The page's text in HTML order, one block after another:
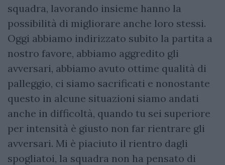
squadra, lavorando insieme hanno la
possibilità di migliorare anche loro stessi.
Oggi abbiamo indirizzato subito la partita a
nostro favore, abbiamo aggredito gli
avversari, abbiamo avuto ottime qualità di
palleggio, ci siamo sacrificati e nonostante
questo in alcune situazioni siamo andati
anche in difficoltà, quando tu sei superiore
per intensità è giusto non far rientrare gli
avversari. Mi è piaciuto il rientro dagli
spogliatoi, la squadra non ha pensato di